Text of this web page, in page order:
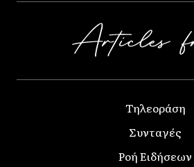
Τηλεοράση
Συνταγές
Ροή Ειδήσεων